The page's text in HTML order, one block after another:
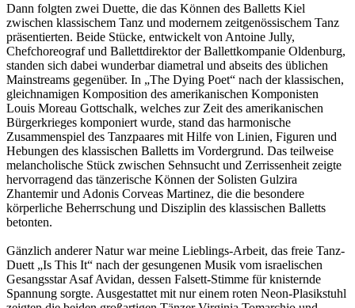
Dann folgten zwei Duette, die das Können des Balletts Kiel
zwischen klassischem Tanz und modernem zeitgenössischem Tanz
präsentierten. Beide Stücke, entwickelt von Antoine Jully,
Chefchoreograf und Ballettdirektor der Ballettkompanie Oldenburg,
standen sich dabei wunderbar diametral und abseits des üblichen
Mainstreams gegenüber. In „The Dying Poet“ nach der klassischen,
gleichnamigen Komposition des amerikanischen Komponisten
Louis Moreau Gottschalk, welches zur Zeit des amerikanischen
Bürgerkrieges komponiert wurde, stand das harmonische
Zusammenspiel des Tanzpaares mit Hilfe von Linien, Figuren und
Hebungen des klassischen Balletts im Vordergrund. Das teilweise
melancholische Stück zwischen Sehnsucht und Zerrissenheit zeigte
hervorragend das tänzerische Können der Solisten Gulzira
Zhantemir und Adonis Corveas Martinez, die die besondere
körperliche Beherrschung und Disziplin des klassischen Balletts
betonten.
Gänzlich anderer Natur war meine Lieblings-Arbeit, das freie Tanz-
Duett „Is This It“ nach der gesungenen Musik vom israelischen
Gesangsstar Asaf Avidan, dessen Falsett-Stimme für knisternde
Spannung sorgte. Ausgestattet mit nur einem roten Neon-Plasikstuhl